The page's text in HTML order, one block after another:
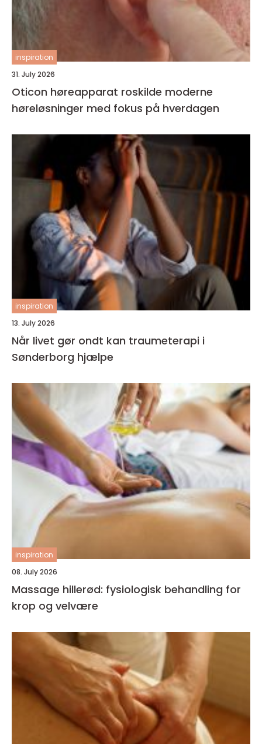
inspiration
31. July 2026
Oticon høreapparat roskilde moderne
høreløsninger med fokus på hverdagen
inspiration
13. July 2026
Når livet gør ondt kan traumeterapi i
Sønderborg hjælpe
inspiration
08. July 2026
Massage hillerød: fysiologisk behandling for
krop og velvære